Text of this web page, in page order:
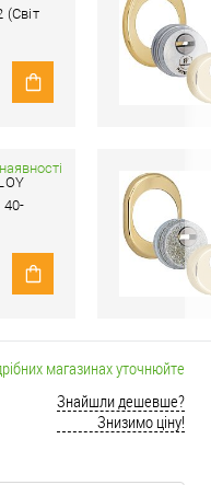
(Світ
40-
магазинах уточнюйте
Знайшли дешевше?
Знизимо ціну!